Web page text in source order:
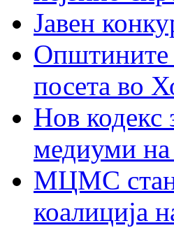
Јавен
Општините
посета во
Нов кодекс
медиуми на
МЦМС
коалиција